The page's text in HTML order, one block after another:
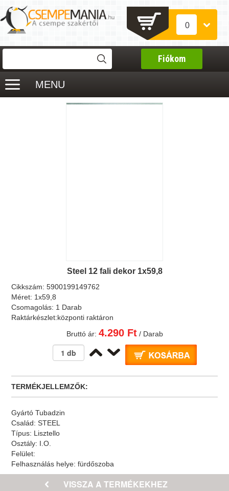
0
Fiókom
MENU
Steel 12 fali dekor 1x59,8
Cikkszám:5900199149762
Méret: 1x59,8
Csomagolás: 1 Darab
Raktárkészlet:központi raktáron
Bruttó ár: 4.290 Ft/ Darab
TERMÉKJELLEMZŐK:
GyártóTubadzin
Család:STEEL
Típus: Lisztello
Osztály: I.O.
Felület:
Felhasználás helye:fürdőszoba